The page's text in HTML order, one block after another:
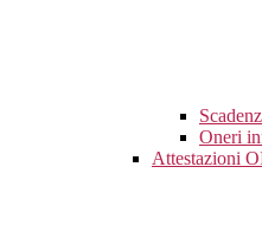
Oneri
Attestazioni